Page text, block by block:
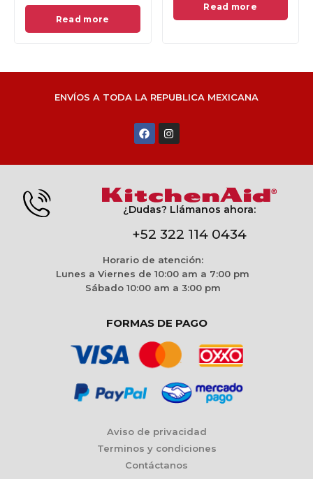
Read more
Read more
ENVÍOS A TODA LA REPUBLICA MEXICANA
¿Dudas? Llámanos ahora:
+52 322 114 0434
Horario de atención:
Lunes a Viernes de 10:00 am a 7:00 pm
Sábado 10:00 am a 3:00 pm
FORMAS DE PAGO
Aviso de privacidad
Terminos y condiciones
Contáctanos